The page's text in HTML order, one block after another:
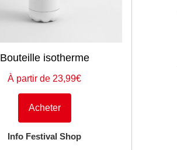
Bouteille isotherme
À partir de 23,99€
Acheter
Info Festival Shop